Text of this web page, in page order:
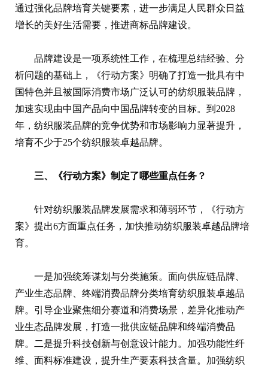
通过强化品牌培育关键要素，进一步满足人民群众日益
增长的美好生活需要，推进商标品牌建设。
品牌建设是一项系统性工作，在梳理总结经验、分
析问题的基础上，《行动方案》明确了打造一批具有中
国特色并且被国际消费市场广泛认可的纺织服装品牌，
加速实现由中国产品向中国品牌转变的目标。到2028
年，纺织服装品牌的竞争优势和市场影响力显著提升，
培育不少于25个纺织服装卓越品牌。
三、《行动方案》制定了哪些重点任务？
针对纺织服装品牌发展需求和薄弱环节，《行动方
案》提出6方面重点任务，加快推动纺织服装卓越品牌培
育。
一是加强统筹谋划与分类施策。面向供应链品牌、
产业生态品牌、终端消费品牌分类培育纺织服装卓越品
牌。引导企业聚焦细分赛道和消费场景，差异化推动产
业生态品牌发展，打造一批供应链品牌和终端消费品
牌。二是提升科技创新与创意设计能力。加强功能性纤
维、面料标准建设，提升生产要素科技含量。加强纺织